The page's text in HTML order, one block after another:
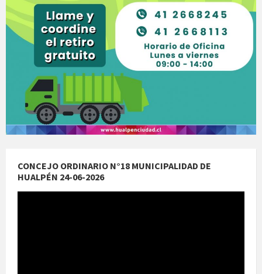
CONCEJO ORDINARIO N°18 MUNICIPALIDAD DE
HUALPÉN 24-06-2026